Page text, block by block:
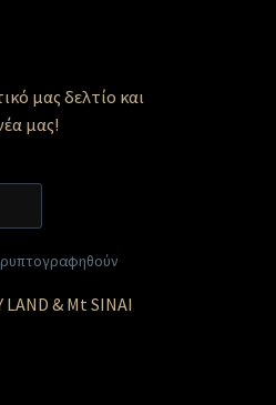
μας δελτίο και
μας!
LAND & Mt SINAI